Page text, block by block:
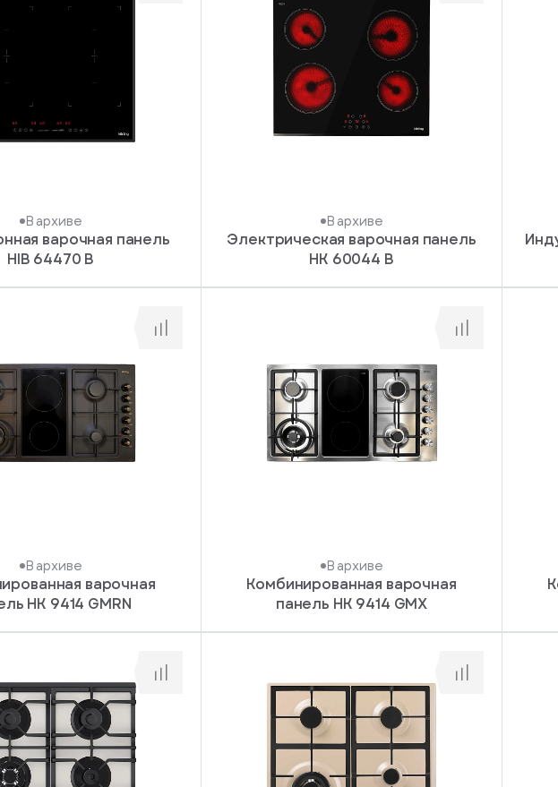
В архиве
варочная панель
HIB 64470 B
В архиве
Электрическая варочная панель
HK 60044 B
В архиве
варочная
HK 9414 GMRN
В архиве
Комбинированная варочная
панель HK 9414 GMX